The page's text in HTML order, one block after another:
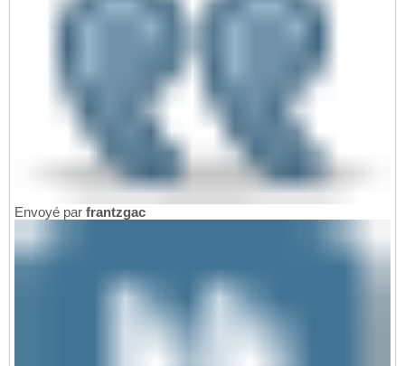
Envoyé par frantzgac